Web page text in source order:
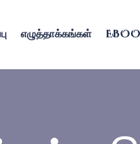
எழுத்தாக்கங்கள்